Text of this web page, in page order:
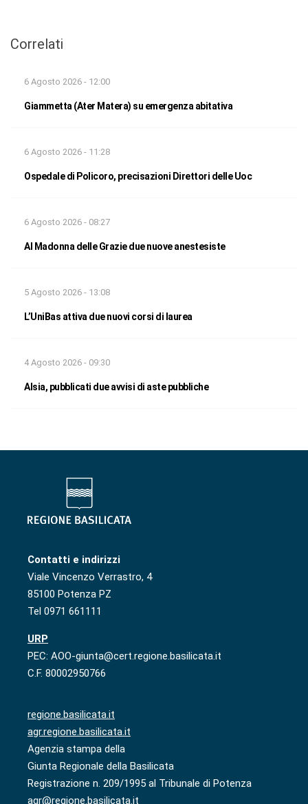
Correlati
6 Agosto 2026 - 12:00
Giammetta (Ater Matera) su emergenza abitativa
6 Agosto 2026 - 11:28
Ospedale di Policoro, precisazioni Direttori delle Uoc
6 Agosto 2026 - 08:27
Al Madonna delle Grazie due nuove anestesiste
5 Agosto 2026 - 13:08
L’UniBas attiva due nuovi corsi di laurea
4 Agosto 2026 - 09:30
Alsia, pubblicati due avvisi di aste pubbliche
Contatti e indirizzi
Viale Vincenzo Verrastro, 4
85100 Potenza PZ
Tel 0971 661111
URP
PEC: AOO-giunta@cert.regione.basilicata.it
C.F. 80002950766
regione.basilicata.it
agr.regione.basilicata.it
Agenzia stampa della
Giunta Regionale della Basilicata
Registrazione n. 209/1995 al Tribunale di Potenza
agr@regione.basilicata.it